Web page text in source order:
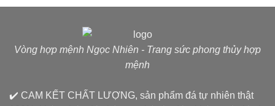
Vòng hợp mệnh Ngọc Nhiên - Trang sức phong thủy hợp
mệnh
✔️ CAM KẾT CHẤT LƯỢNG, sản phẩm đá tự nhiên thật